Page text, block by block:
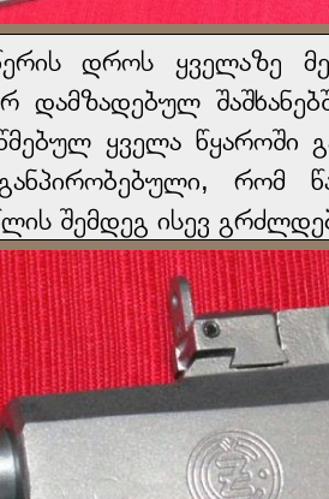
დროს ყველაზე
დამზადებულ
ყველა წყაროში
რომ
შემდეგ ისევ